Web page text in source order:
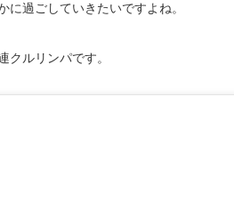
に過ごしていきたいですよね。
クルリンパです。